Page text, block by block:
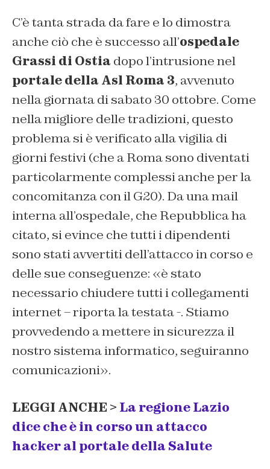
C’è tanta strada da fare e lo dimostra
anche ciò che è successo all’ospedale
Grassi di Ostia dopo l’intrusione nel
portale della Asl Roma 3, avvenuto
nella giornata di sabato 30 ottobre. Come
nella migliore delle tradizioni, questo
problema si è verificato alla vigilia di
giorni festivi (che a Roma sono diventati
particolarmente complessi anche per la
concomitanza con il G20). Da una mail
interna all’ospedale, che Repubblica ha
citato, si evince che tutti i dipendenti
sono stati avvertiti dell’attacco in corso e
delle sue conseguenze: «è stato
necessario chiudere tutti i collegamenti
internet – riporta la testata -. Stiamo
provvedendo a mettere in sicurezza il
nostro sistema informatico, seguiranno
comunicazioni».
LEGGI ANCHE > La regione Lazio
dice che è in corso un attacco
hacker al portale della Salute